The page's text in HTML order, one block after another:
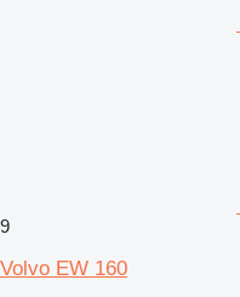
9
Volvo EW 160